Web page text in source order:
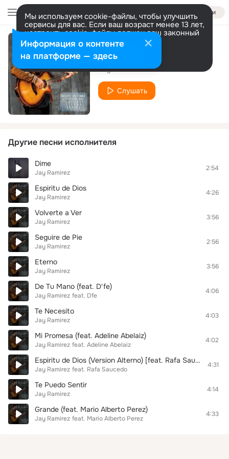
Войти
Мы используем cookie-файлы, чтобы улучшить
сервисы для вас. Если ваш возраст менее 13 лет,
настроить cookie-файлы должен ваш законный
представитель. Больше информации
Разрешить все Настроить
Gloria y Poder
Jay Ramirez
Слушать
Другие песни исполнителя
Dime
Jay Ramirez
2:54
Espiritu de Dios
Jay Ramirez
4:26
Volverte a Ver
Jay Ramirez
3:56
Seguire de Pie
Jay Ramirez
2:56
Eterno
Jay Ramirez
3:56
De Tu Mano (feat. D'fe)
Jay Ramirez feat. Dfe
4:06
Te Necesito
Jay Ramirez
4:03
Mi Promesa (feat. Adeline Abelaiz)
Jay Ramirez feat. Adeline Abelaiz
4:02
Espiritu de Dios (Version Alterno) [feat. Rafa Saucedo]
Jay Ramirez feat. Rafa Saucedo
4:31
Te Puedo Sentir
Jay Ramirez
4:14
Grande (feat. Mario Alberto Perez)
Jay Ramirez feat. Mario Alberto Perez
4:33
Информация о контенте
на платформе — здесь